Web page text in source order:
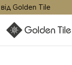
Golden Tile